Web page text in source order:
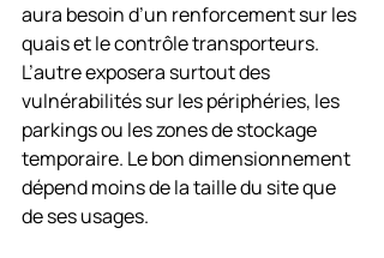
aura besoin d’un renforcement sur les
quais et le contrôle transporteurs.
L’autre exposera surtout des
vulnérabilités sur les périphéries, les
parkings ou les zones de stockage
temporaire. Le bon dimensionnement
dépend moins de la taille du site que
de ses usages.